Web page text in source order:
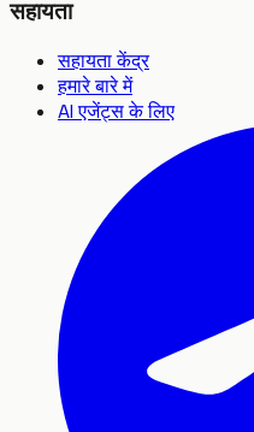
सहायता
सहायता केंद्र
हमारे बारे में
AI एजेंट्स के लिए